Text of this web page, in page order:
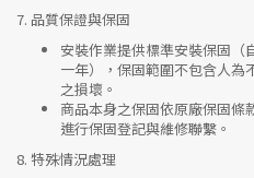
7. 品質保證與保固
安裝作業提供標準安裝保固（
一年），保固範圍不包含人為
之損壞。
商品本身之保固依原廠保固條
進行保固登記與維修聯繫。
8. 特殊情況處理